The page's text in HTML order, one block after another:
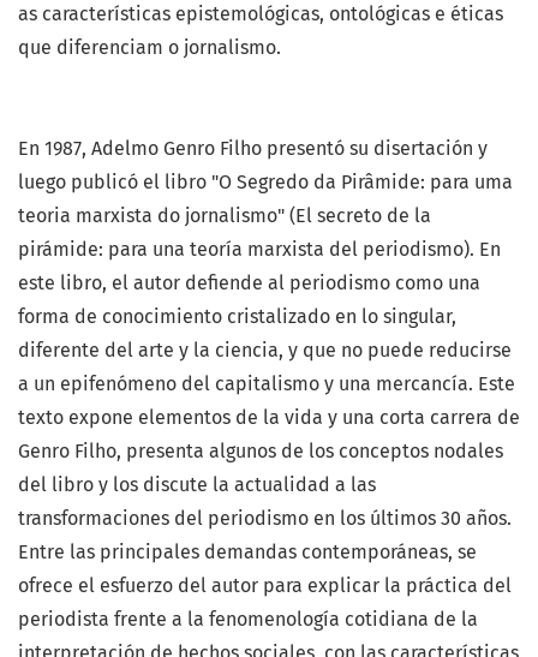
as características epistemológicas, ontológicas e éticas
que diferenciam o jornalismo.
En 1987, Adelmo Genro Filho presentó su disertación y
luego publicó el libro "O Segredo da Pirâmide: para uma
teoria marxista do jornalismo" (El secreto de la
pirámide: para una teoría marxista del periodismo). En
este libro, el autor defiende al periodismo como una
forma de conocimiento cristalizado en lo singular,
diferente del arte y la ciencia, y que no puede reducirse
a un epifenómeno del capitalismo y una mercancía. Este
texto expone elementos de la vida y una corta carrera de
Genro Filho, presenta algunos de los conceptos nodales
del libro y los discute la actualidad a las
transformaciones del periodismo en los últimos 30 años.
Entre las principales demandas contemporáneas, se
ofrece el esfuerzo del autor para explicar la práctica del
periodista frente a la fenomenología cotidiana de la